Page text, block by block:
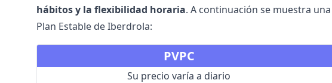
hábitos y la flexibilidad horaria. A continuación se muestra
Plan Estable de Iberdrola:
PVPC
Su precio varía a diario